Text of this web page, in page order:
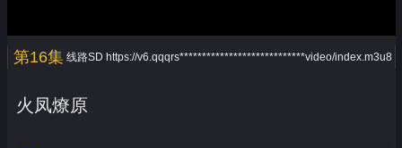
第16集 线路SD https://v6.qqqrs****************************video/index.m3u8
火凤燎原